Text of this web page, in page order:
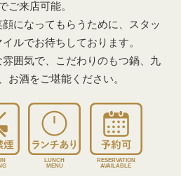
ご来店可能。
になってもらうために、スタッ
ルでお待ちしております。
囲気で、こだわりのもつ鍋、九
お酒をご堪能ください。
LUNCH
MENU
RESERVATION
AVAILABLE